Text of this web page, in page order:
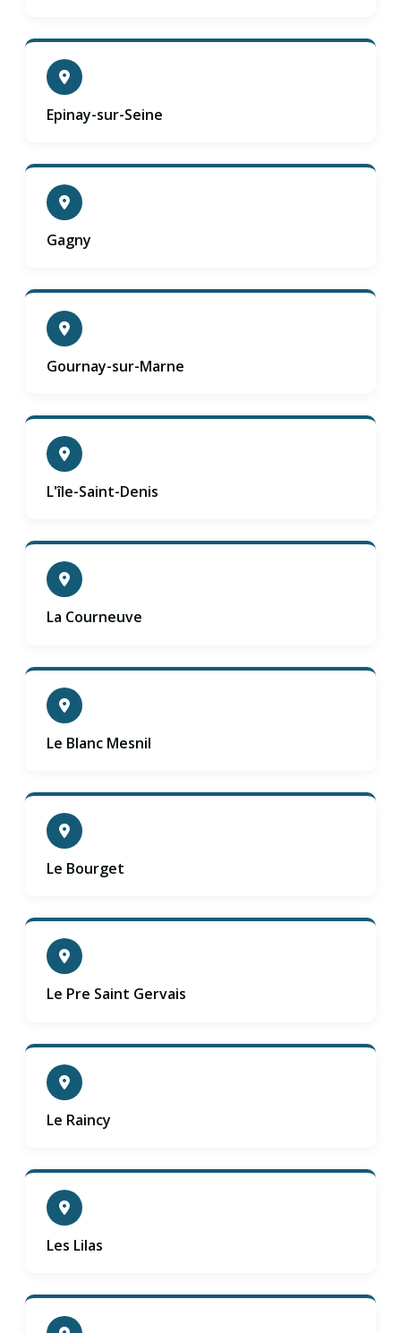
Epinay-sur-Seine
Gagny
Gournay-sur-Marne
L'île-Saint-Denis
La Courneuve
Le Blanc Mesnil
Le Bourget
Le Pre Saint Gervais
Le Raincy
Les Lilas